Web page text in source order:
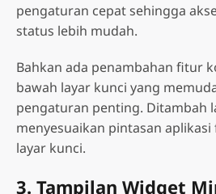
pengaturan cepat sehingga
status lebih mudah.
Bahkan ada penambahan fitur
bawah layar kunci yang
pengaturan penting. Ditambah
menyesuaikan pintasan
layar kunci.
3. Tampilan Widget